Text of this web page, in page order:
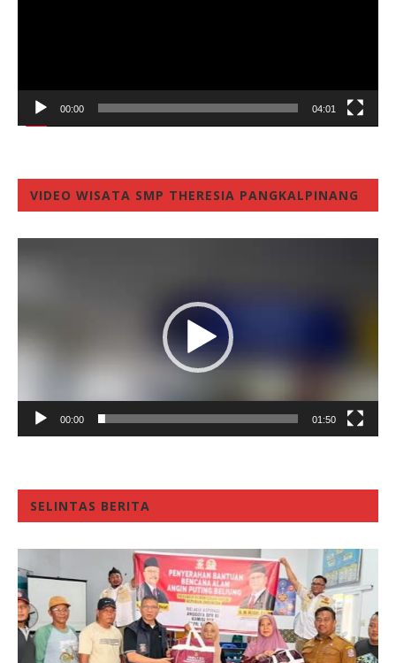
00:00 04:01
VIDEO WISATA SMP THERESIA PANGKALPINANG
00:00 01:50
SELINTAS BERITA